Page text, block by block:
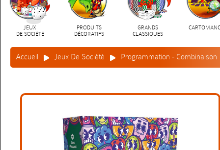
JEUX
DE SOCIÉTÉ
PRODUITS
DÉCORATIFS
GRANDS
CLASSIQUES
Accueil Jeux De Société Programmation - Combinaison